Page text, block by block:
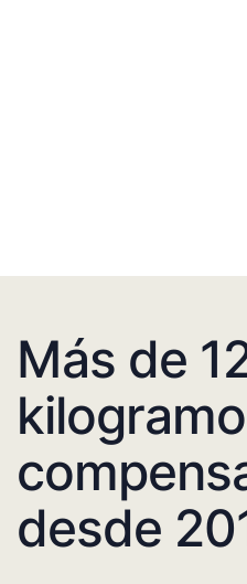
Más de
desde